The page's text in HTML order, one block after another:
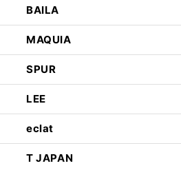
BAILA
MAQUIA
SPUR
LEE
eclat
T JAPAN